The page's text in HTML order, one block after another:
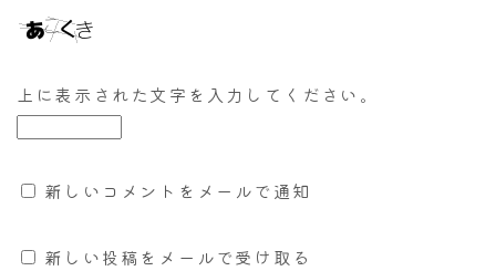
上に表示された文字を入力してください。
新しいコメントをメールで通知
新しい投稿をメールで受け取る